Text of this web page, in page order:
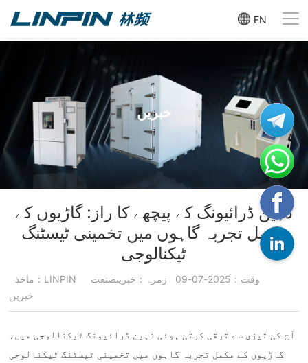
EN
خبریں
ذہین ڈرائیونگ کے پیچھے کا راز: گاڑیوں کے
مکمل تجربہ گاہوں میں تخمینی ٹیسٹنگ
ٹیکنالوجی
ماخذ：LINPIN وقت：2025-07-09
زمرہ：خبریںصنعت
خبریں
آج کی تیزی سے ترقی کرتی ہوئی ذہین ڈرائیونگ ٹیکنالوجی میں،
گاڑیوں کے مکمل تجربہ گاہوں میں تخمینی ٹیسٹنگ ٹیکنالوجی